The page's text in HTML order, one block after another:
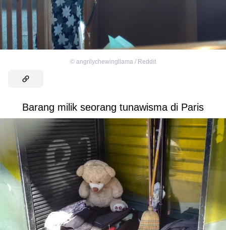
© angrilychewingllama / Reddit
Barang milik seorang tunawisma di Paris